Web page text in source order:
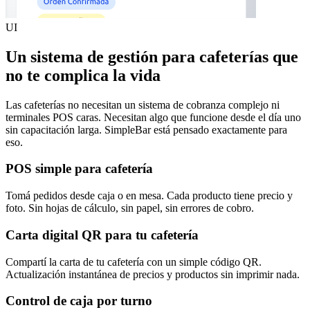
UI
Un sistema de gestión para cafeterías que
no te complica la vida
Las cafeterías no necesitan un sistema de cobranza complejo ni
terminales POS caras. Necesitan algo que funcione desde el día uno
sin capacitación larga. SimpleBar está pensado exactamente para
eso.
POS simple para cafetería
Tomá pedidos desde caja o en mesa. Cada producto tiene precio y
foto. Sin hojas de cálculo, sin papel, sin errores de cobro.
Carta digital QR para tu cafetería
Compartí la carta de tu cafetería con un simple código QR.
Actualización instantánea de precios y productos sin imprimir nada.
Control de caja por turno